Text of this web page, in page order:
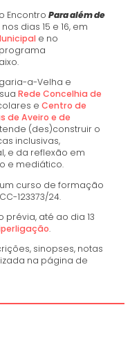
EncontroPara além de
dias 15 e 16, em
e no
a-Velha e
Rede Concelhia de
eCentro de
de Aveiro e de
(des)construir o
inclusivas,
e da reflexão em
e mediático.
curso de formação
123373/24.
até ao dia 13
.
sinopses, notas
na página de